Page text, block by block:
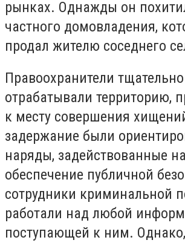
рынках. Однажды он
частного домовладения,
продал жителю соседнего
Правоохранители тщательно
отрабатывали территорию,
к месту совершения
задержание были
наряды, задействованные на
обеспечение публичной
сотрудники криминальной
работали над любой
поступающей к ним.